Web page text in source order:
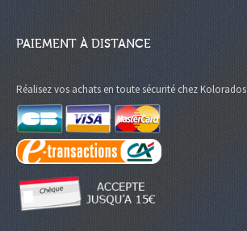
PAIEMENT À DISTANCE
Réalisez vos achats en toute sécurité chez Kolorados